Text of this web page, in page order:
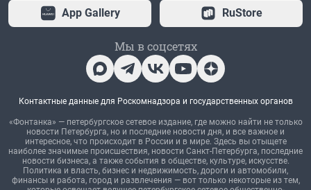
App Gallery RuStore
Мы в соцсетях
Контактные данные для Роскомнадзора и государственных органов
«Фонтанка» — петербургское сетевое издание, где можно найти не только
новости Петербурга, но и последние новости дня, и все важное и
интересное, что происходит в России и в мире. Здесь вы отыщете
наиболее значимые происшествия, новости Санкт-Петербурга, последние
новости бизнеса, а также события в обществе, культуре, искусстве.
Политика и власть, бизнес и недвижимость, дороги и автомобили,
финансы и работа, город и развлечения — вот только некоторые из тем,